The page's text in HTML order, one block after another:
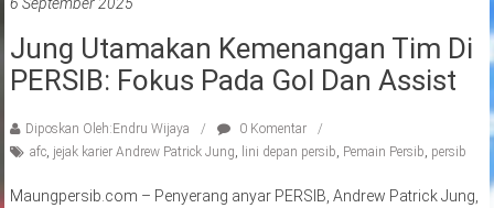
Jung Utamakan Kemenangan Tim Di
PERSIB: Fokus Pada Gol Dan Assist
Diposkan Oleh:Endru Wijaya
0 Komentar
afc, jejak karier Andrew Patrick Jung lini depan persib Pemain Persib persib
Maungpersib.com – Penyerang anyar PERSIB, Andrew Patrick Jung,